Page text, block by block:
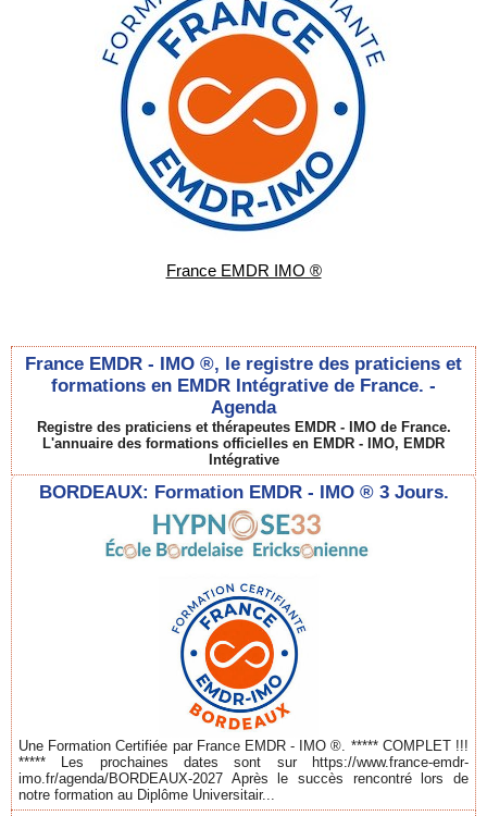
France EMDR IMO ®
France EMDR - IMO ®, le registre des praticiens et
formations en EMDR Intégrative de France. -
Agenda
Registre des praticiens et thérapeutes EMDR - IMO de France.
L'annuaire des formations officielles en EMDR - IMO, EMDR
Intégrative
BORDEAUX: Formation EMDR - IMO ® 3 Jours.
Une Formation Certifiée par France EMDR - IMO ®. ***** COMPLET !!!
***** Les prochaines dates sont sur https://www.france-emdr-
imo.fr/agenda/BORDEAUX-2027 Après le succès rencontré lors de
notre formation au Diplôme Universitair...